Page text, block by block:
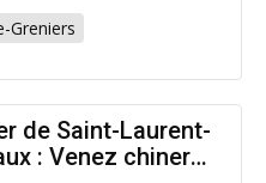
Greniers
de Saint-Laurent-
: Venez chiner